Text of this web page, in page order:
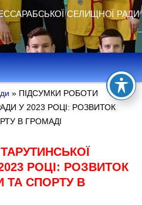
селищної ради
» ПІДСУМКИ РОБОТИ
У 2023 РОЦІ: РОЗВИТОК
В ГРОМАДІ
РОЦІ: РОЗВИТОК
ТА СПОРТУ В